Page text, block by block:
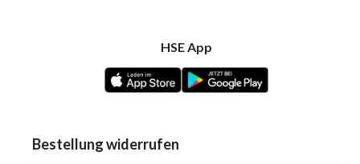
HSE App
Bestellung widerrufen